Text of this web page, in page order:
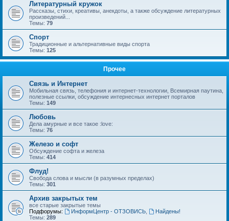
Литературный кружок
Рассказы, стихи, креативы, анекдоты, а также обсуждение литературных
произведений...
Темы: 79
Спорт
Традиционные и альтернативные виды спорта
Темы: 125
Прочее
Связь и Интернет
Мобильная связь, телефония и интернет-технологии, Всемирная паутина,
полезные ссылки, обсуждение интернесных интернет порталов
Темы: 149
Любовь
Дела амурные и все такое :love:
Темы: 76
Железо и софт
Обсуждение софта и железа
Темы: 414
Флуд!
Свобода слова и мысли (в разумных пределах)
Темы: 301
Архив закрытых тем
все старые закрытые темы
Подфорумы:
ИнформЦентр - ОТЗОВИСЬ,
Найдены!
Темы: 289